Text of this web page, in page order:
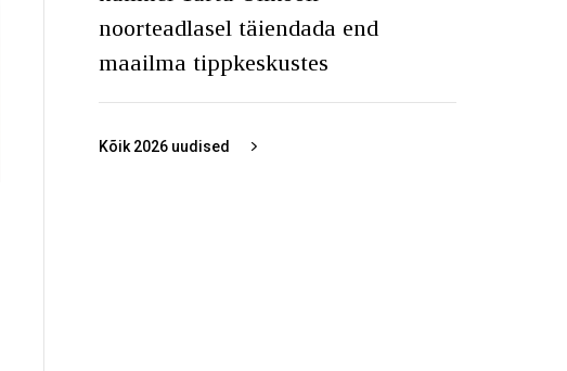
noorteadlasel täiendada end
maailma tippkeskustes
Kõik 2026 uudised